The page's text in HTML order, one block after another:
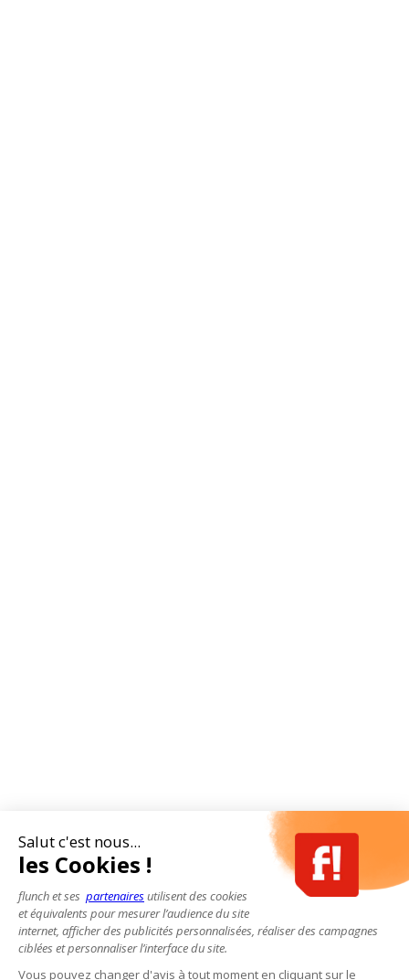
Salut c'est nous...
les Cookies !
flunch et ses partenairesutilisent des cookies
et équivalents pour mesurer l’audience du site
internet, afficher des publicités personnalisées, réaliser des campagnes
ciblées et personnaliser l’interface du site.
Vous pouvez changer d'avis à tout moment en cliquant sur le